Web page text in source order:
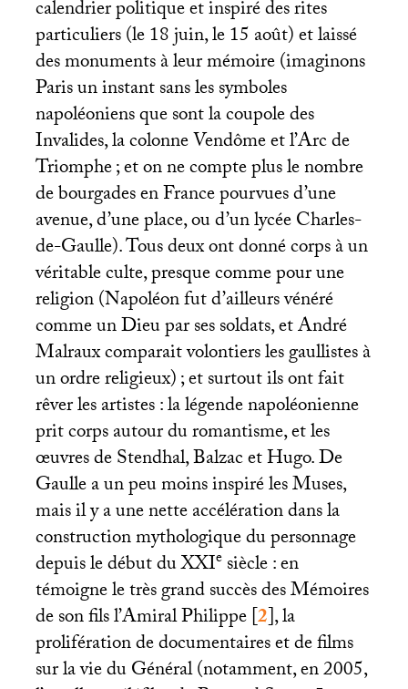
calendrier politique et inspiré des rites
particuliers (le 18 juin, le 15 août) et laissé
des monuments à leur mémoire (imaginons
Paris un instant sans les symboles
napoléoniens que sont la coupole des
Invalides, la colonne Vendôme et l’Arc de
Triomphe; et on ne compte plus le nombre
de bourgades en France pourvues d’une
avenue, d’une place, ou d’un lycée Charles-
de-Gaulle). Tous deux ont donné corps à un
véritable culte, presque comme pour une
religion (Napoléon fut d’ailleurs vénéré
comme un Dieu par ses soldats, et André
Malraux comparait volontiers les gaullistes à
un ordre religieux); et surtout ils ont fait
rêver les artistes : la légende napoléonienne
prit corps autour du romantisme, et les
œuvres de Stendhal, Balzac et Hugo. De
Gaulle a un peu moins inspiré les Muses,
mais il y a une nette accélération dans la
construction mythologique du personnage
depuis le début duXXIesiècle : en
témoigne le très grand succès des Mémoires
de son fils l’Amiral Philippe[2], la
prolifération de documentaires et de films
sur la vie du Général (notamment, en 2005,